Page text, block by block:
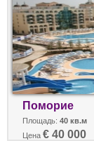
Поморие
Площадь: 40 кв.м
Цена € 40 000